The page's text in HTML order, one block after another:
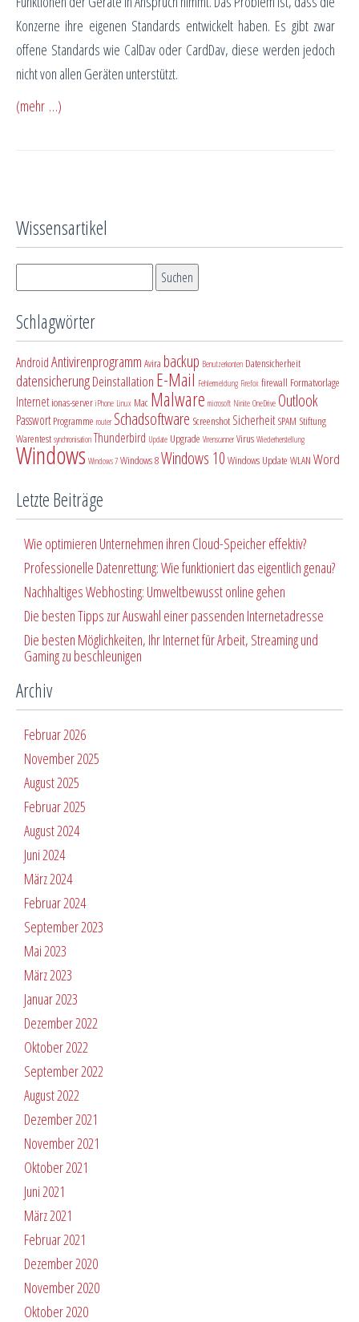
Konzerne ihre eigenen Standards entwickelt haben. Es gibt zwar
offene Standards wie CalDav oder CardDav, diese werden jedoch
nicht von allen Geräten unterstützt.
(mehr …)
Wissensartikel
Schlagwörter
AndroidAntivirenprogramm Avira backup Benutzerkonten Datensicherheit
datensicherungDeinstallation E-Mail Fehlermeldung Firefox firewall Formatvorlage
Internet ionas-server iPhone Linux Mac Malware microsoft Ninite OneDrive Outlook
Passwort Programme router Schadsoftware Screenshot Sicherheit SPAM Stiftung
Warentest synchronisation Thunderbird Update Upgrade Virenscanner Virus Wiederherstellung
Windows Windows 7 Windows 8Windows 10 Windows Update WLAN Word
Letzte Beiträge
Wie optimieren Unternehmen ihren Cloud-Speicher effektiv?
Professionelle Datenrettung: Wie funktioniert das eigentlich genau?
Nachhaltiges Webhosting: Umweltbewusst online gehen
Die besten Tipps zur Auswahl einer passenden Internetadresse
Die besten Möglichkeiten, Ihr Internet für Arbeit, Streaming und
Gaming zu beschleunigen
Archiv
Februar 2026
November 2025
August 2025
Februar 2025
August 2024
Juni 2024
März 2024
Februar 2024
September 2023
Mai 2023
März 2023
Januar 2023
Dezember 2022
Oktober 2022
September 2022
August 2022
Dezember 2021
November 2021
Oktober 2021
Juni 2021
März 2021
Februar 2021
Dezember 2020
November 2020
Oktober 2020